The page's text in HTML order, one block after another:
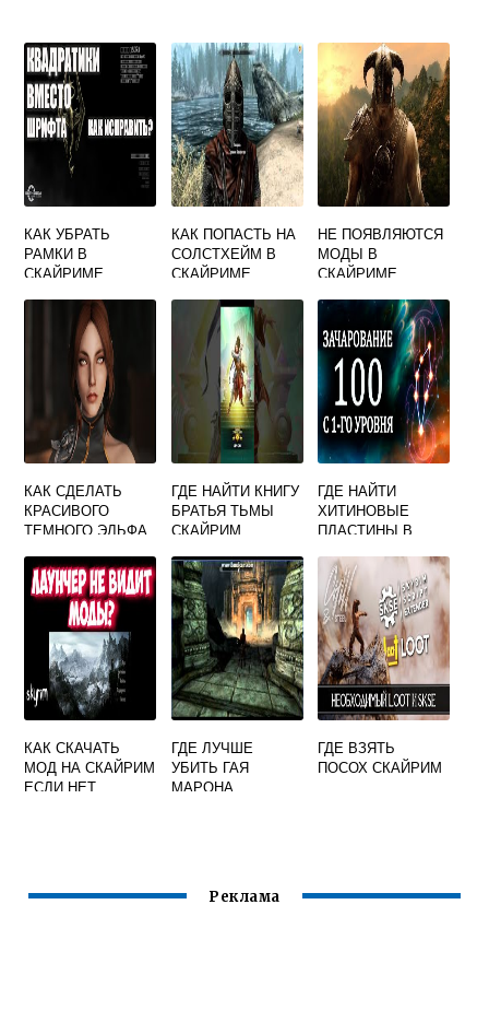
КАК УБРАТЬ
РАМКИ В
СКАЙРИМЕ
КАК ПОПАСТЬ НА
СОЛСТХЕЙМ В
СКАЙРИМЕ
НЕ ПОЯВЛЯЮТСЯ
МОДЫ В
СКАЙРИМЕ
КАК СДЕЛАТЬ
КРАСИВОГО
ТЕМНОГО ЭЛЬФА
ГДЕ НАЙТИ КНИГУ
БРАТЬЯ ТЬМЫ
СКАЙРИМ
ГДЕ НАЙТИ
ХИТИНОВЫЕ
ПЛАСТИНЫ В
КАК СКАЧАТЬ
МОД НА СКАЙРИМ
ЕСЛИ НЕТ
ГДЕ ЛУЧШЕ
УБИТЬ ГАЯ
МАРОНА
ГДЕ ВЗЯТЬ
ПОСОХ СКАЙРИМ
Реклама